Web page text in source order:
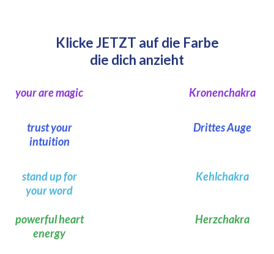
Klicke JETZT auf die Farbe
die dich anzieht
your are magic Kronen­chakra
trust your
intuition
Drittes Auge
stand up for
your word
Kehl­chakra
powerful heart
energy
Herz­chakra